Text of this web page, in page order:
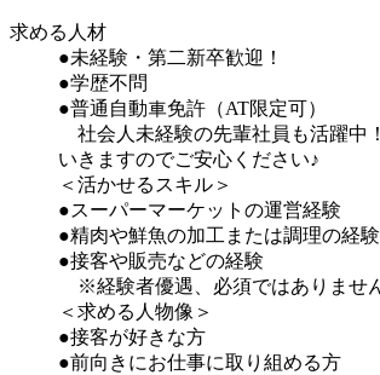
求める人材
●未経験・第二新卒歓迎！
●学歴不問
●普通自動車免許（AT限定可）
社会人未経験の先輩社員も活躍中
いきますのでご安心ください♪
＜活かせるスキル＞
●スーパーマーケットの運営経験
●精肉や鮮魚の加工または調理の経験
●接客や販売などの経験
※経験者優遇、必須ではありません
＜求める人物像＞
●接客が好きな方
●前向きにお仕事に取り組める方